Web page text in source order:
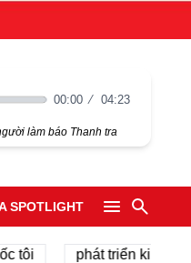
00:00 04:23
làm báo Thanh tra
SPOTLIGHT
phát triển kinh tế tư nhân